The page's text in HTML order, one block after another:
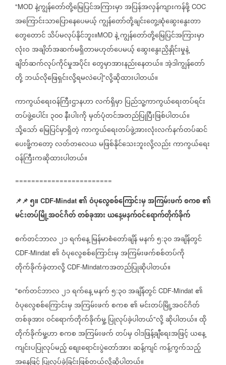
"MOD နဲ့ကျွန်တော်တို့မြေပြင်အကြားမှာအပြန်အလှန်ကျားကန်ဖို့ COC
အကြောင်းသာပြောနေပေမယ့်ကျွန်တော်တို့ချင်းတွေ့ဆုံဆွေးနွေးတာ
တွေတောင်သိပ်မလုပ်နိုင်ဘူး။MOD နဲ့ကျွန်တော်တို့မြေပြင်အကြားမှာ
လုံးဝအချိတ်အဆက်မရှိတာမဟုတ်ပေမယ့်ဆွေးနွေးညှိနှိုင်းမှုနဲ့
ချိတ်ဆက်လုပ်ကိုင်မှုအပိုင်းတွေမှာအားနည်းနေတယ်။အဲ့ဒါကျွန်တော်
တို့ဘယ်လိုဖြေရှင်းလို့ရမလဲပေါ့"လို့ဆိုထားပါတယ်။
ကာကွယ်ရေးဝန်ကြီးဌာနဟာလက်ရှိမှာပြည်သူ့ကာကွယ်ရေးတပ်ရင်း
တပ်ဖွဲ့ပေါင်း ၃၀၀နီးပါးကိုမှတ်ပုံတင်အတည်ပြုပြီးဖြစ်ပါတယ်။
သို့သော်မြေပြင်မှာရှိတဲ့ကာကွယ်ရေးတပ်ဖွဲ့အားလုံးလက်နက်တပ်ဆင်
ပေးဖိူ့ကတော့လတ်တလေယမဖြစ်နိုင်သေးဘူးလို့လည်းကာကွယ်ရေး
ဝန်ကြီးကဆိုထားပါတယ်။
========================
📌📌၅။ CDF-Mindat ၏ဝံပုလွေစစ်ကြောင်းမှအကြမ်းဖက်စကစ၏
မင်းတပ်မြို့အဝင်ဂိတ်တစ်ခုအားယနေ့မနက်ဝင်ရောက်တိုက်ခိုက်
စက်တင်ဘာလ၂၁ရက်နေ့မြန်မာစံတော်ချိန်မနက်၅:၃၀အချိန်တွင်
CDF-Mindat ၏ဝံပုလွေစစ်ကြောင်းမှအကြမ်းဖက်စစ်တပ်ကို
တိုက်ခိုက်ခဲ့တာလို့ CDF-Mindatကအတည်ပြုဆိုပါတယ်။
"စက်တင်ဘာလ၂၁ရက်နေ့မနက်၅:၃၀အချိန်တွင် CDF-Mindat ၏
ဝံပုလွေစစ်ကြောင်းမှအကြမ်းဖက်စကစ၏မင်းတပ်မြို့အဝင်ဂိတ်
တစ်ခုအားဝင်ရောက်တိုက်ခိုက်မှု့ပြုလုပ်ခဲ့ပါတယ်"လို့ဆိုပါတယ်။ထို
တိုက်ခိုက်မှု့ဟာစကစအကြမ်းဖက်တပ်မှဝါဒဖြန့်ချီရေးအဖြင့်ယနေ့
ကျင်းပပြုလုပ်မည့်စျေးရောင်းပွဲတော်အားဆန့်ကျင်ကန့်ကွက်သည့်